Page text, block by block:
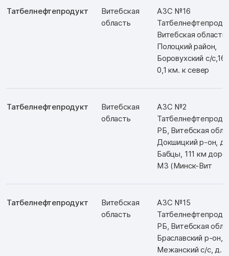
Татбелнефтепродукт
Витебская
область
АЗС №16
Витебская область,
Полоцкий район,
Боровухский с/с,16,
0,1 км. к север
Татбелнефтепродукт
Витебская
область
АЗС №2
РБ, Витебская обл.,
Докшицкий р-он, д.
Бабцы, 111 км
М3 (Минск-Вит
Татбелнефтепродукт
Витебская
область
АЗС №15
РБ, Витебская обл.,
Браславский р-он,
Межанский с/с, д.